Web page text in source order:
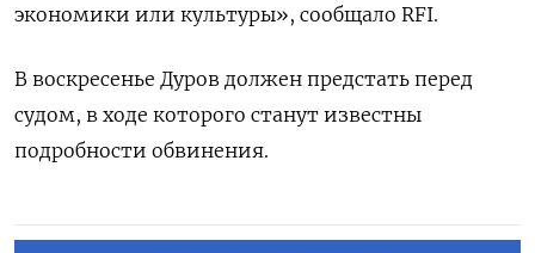
экономики или культуры», сообщало RFI.
В воскресенье Дуров должен предстать перед
судом, в ходе которого станут известны
подробности обвинения.